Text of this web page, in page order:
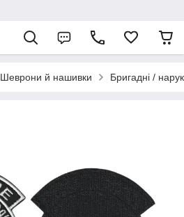
Шеврони й нашивки Бригадні /